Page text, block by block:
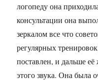
логопеду она
консультации она
зеркалом все что
регулярных
поставлен, и дальше
этого звука. Она была